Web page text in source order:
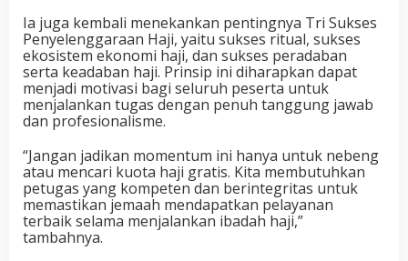
Ia juga kembali menekankan pentingnya Tri Sukses
Penyelenggaraan Haji, yaitu sukses ritual, sukses
ekosistem ekonomi haji, dan sukses peradaban
serta keadaban haji. Prinsip ini diharapkan dapat
menjadi motivasi bagi seluruh peserta untuk
menjalankan tugas dengan penuh tanggung jawab
dan profesionalisme.
“Jangan jadikan momentum ini hanya untuk nebeng
atau mencari kuota haji gratis. Kita membutuhkan
petugas yang kompeten dan berintegritas untuk
memastikan jemaah mendapatkan pelayanan
terbaik selama menjalankan ibadah haji,”
tambahnya.